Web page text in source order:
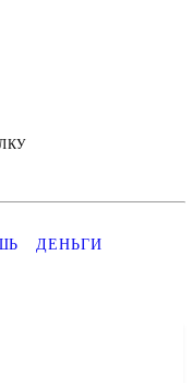
ДЕНЬГИ